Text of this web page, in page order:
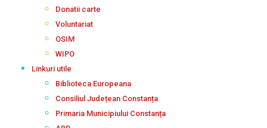
Donatii carte
Voluntariat
OSIM
WIPO
Linkuri utile
Biblioteca Europeana
Consiliul Județean Constanța
Primaria Municipiului Constanța